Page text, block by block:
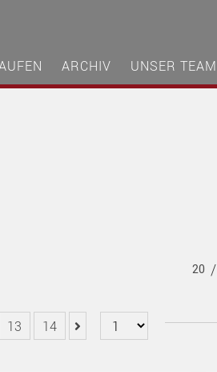
ARCHIV UNSER TEAM
20 /
13 14